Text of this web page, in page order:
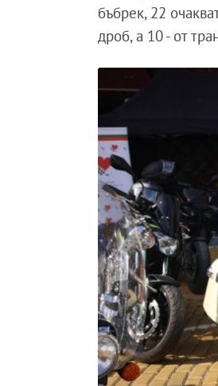
бъбрек, 22
дроб, а 10 - от